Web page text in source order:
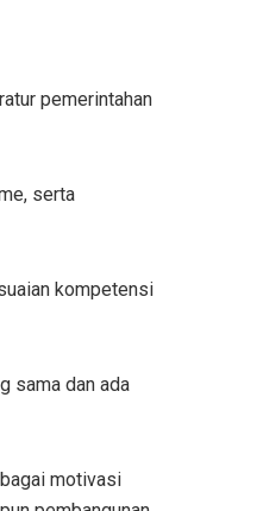
pemerintahan
serta
kompetensi
sama dan ada
motivasi